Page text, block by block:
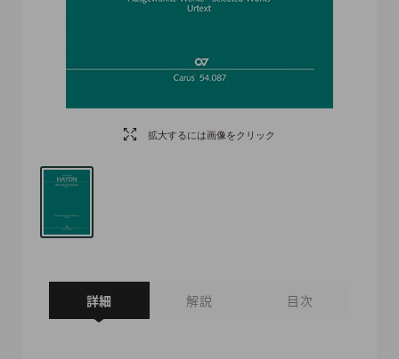
拡大するには画像をクリック
詳細 解説 目次